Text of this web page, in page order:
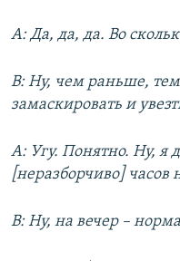
А: Да, да, да. Во
В: Ну, чем раньше,
замаскировать и
А: Угу. Понятно. Ну, я
[неразборчиво] часов
В: Ну, на вечер –